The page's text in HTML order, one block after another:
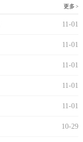
更多
11-01
11-01
11-01
11-01
11-01
10-29